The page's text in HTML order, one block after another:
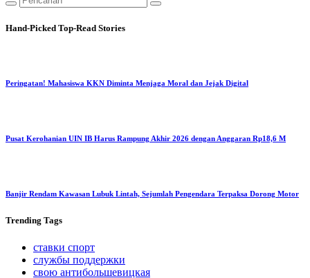
Hand-Picked Top-Read Stories
Peringatan! Mahasiswa KKN Diminta Menjaga Moral dan Jejak Digital
Pusat Kerohanian UIN IB Harus Rampung Akhir 2026 dengan Anggaran Rp18,6 M
Banjir Rendam Kawasan Lubuk Lintah, Sejumlah Pengendara Terpaksa Dorong Motor
Trending Tags
ставки спорт
службы поддержки
свою антибольшевицкая